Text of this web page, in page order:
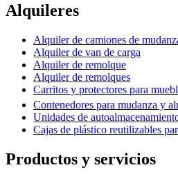
Alquileres
Alquiler de camiones de
Alquiler de van de carga
Alquiler de remolque
Alquiler de remolques
Carritos y protectores para
Contenedores para mudanza y
Unidades de
Cajas de plástico reutilizables
Productos y servicios